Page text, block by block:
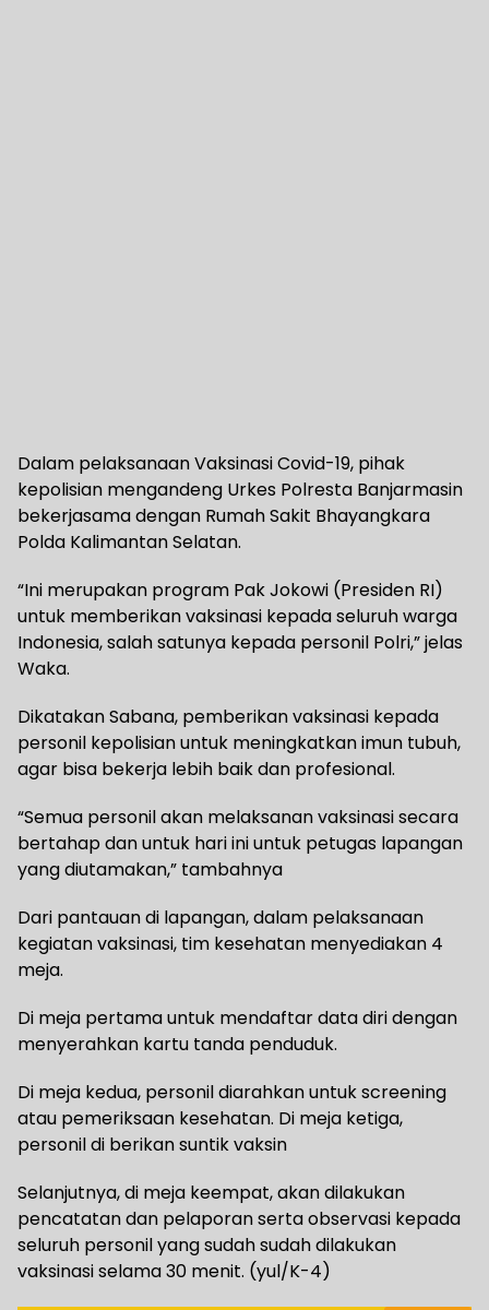
Dalam pelaksanaan Vaksinasi Covid-19, pihak
kepolisian mengandeng Urkes Polresta Banjarmasin
bekerjasama dengan Rumah Sakit Bhayangkara
Polda Kalimantan Selatan.
“Ini merupakan program Pak Jokowi (Presiden RI)
untuk memberikan vaksinasi kepada seluruh warga
Indonesia, salah satunya kepada personil Polri,” jelas
Waka.
Dikatakan Sabana, pemberikan vaksinasi kepada
personil kepolisian untuk meningkatkan imun tubuh,
agar bisa bekerja lebih baik dan profesional.
“Semua personil akan melaksanan vaksinasi secara
bertahap dan untuk hari ini untuk petugas lapangan
yang diutamakan,” tambahnya
Dari pantauan di lapangan, dalam pelaksanaan
kegiatan vaksinasi, tim kesehatan menyediakan 4
meja.
Di meja pertama untuk mendaftar data diri dengan
menyerahkan kartu tanda penduduk.
Di meja kedua, personil diarahkan untuk screening
atau pemeriksaan kesehatan. Di meja ketiga,
personil di berikan suntik vaksin
Selanjutnya, di meja keempat, akan dilakukan
pencatatan dan pelaporan serta observasi kepada
seluruh personil yang sudah sudah dilakukan
vaksinasi selama 30 menit. (yul/K-4)